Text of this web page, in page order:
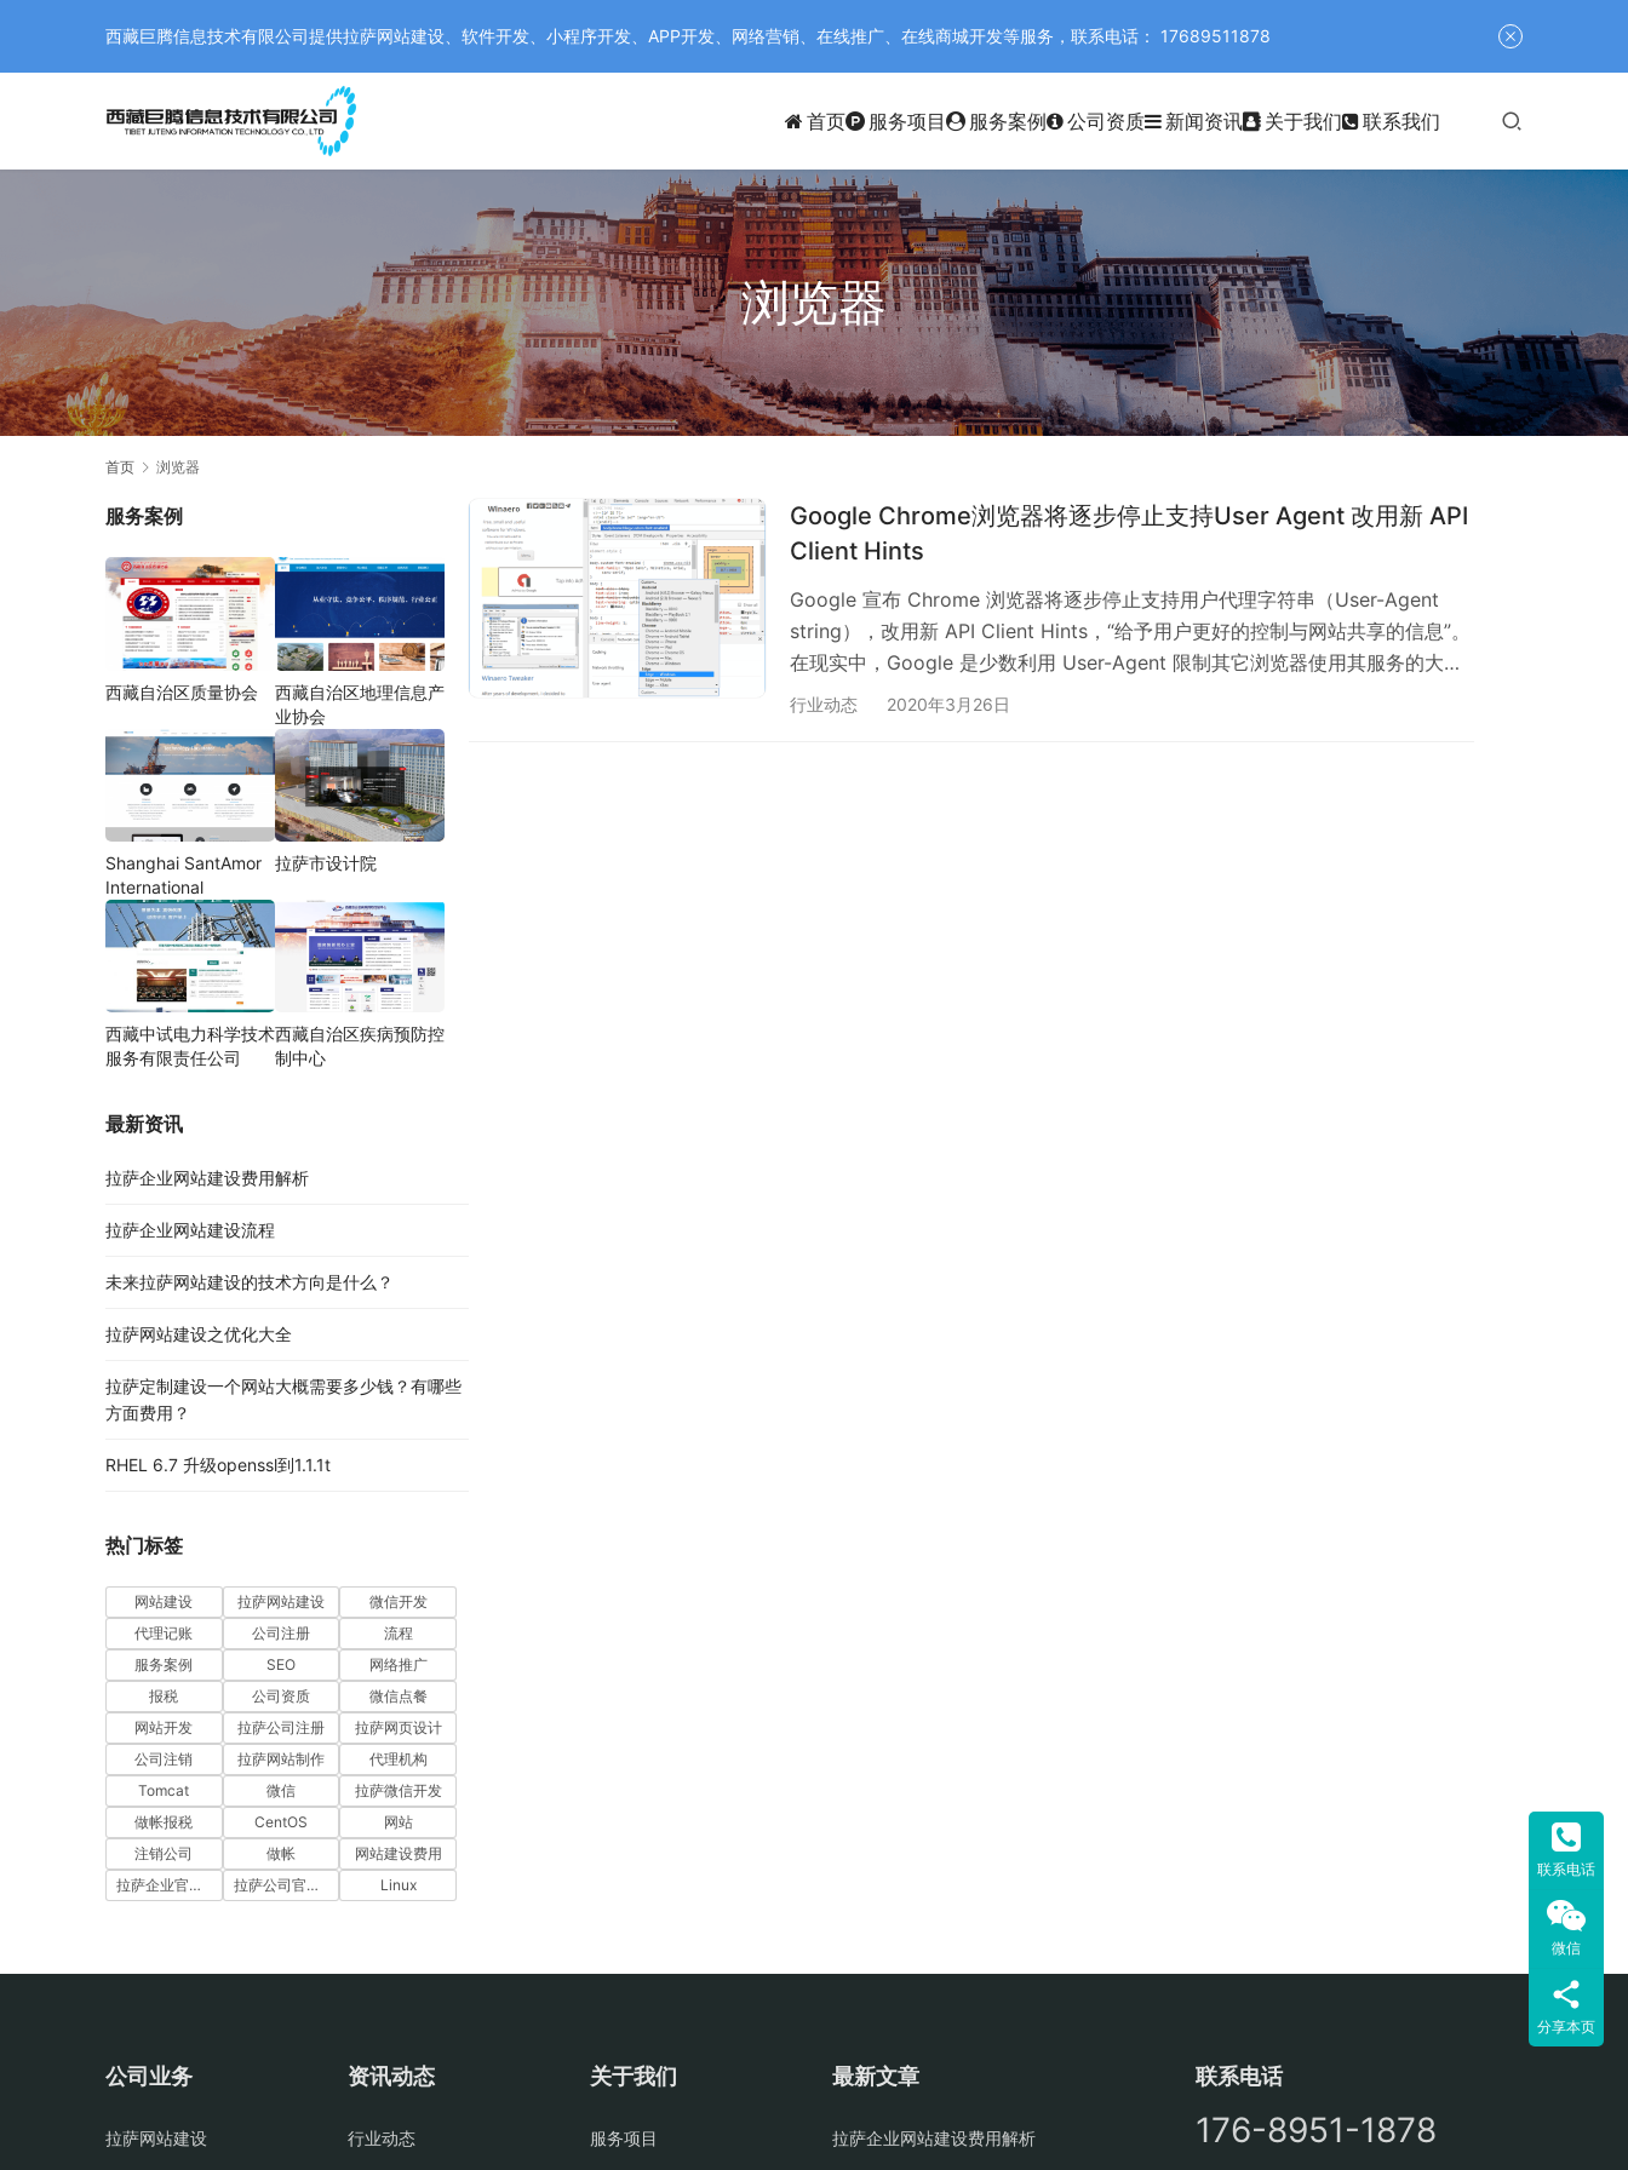
西藏巨腾信息技术有限公司提供拉萨网站建设、软件开发、小程序开发、APP开发、网络营销、在线推广、在线商城开发等服务，联系电话： 17689511878
首页 服务项目 服务案例 公司资质 新闻资讯 关于我们 联系我们
浏览器
首页 浏览器
Google Chrome浏览器将逐步停止支持User Agent 改用新 API
Client Hints
Google 宣布 Chrome 浏览器将逐步停止支持用户代理字符串（User-Agent
string），改用新 API Client Hints，“给予用户更好的控制与网站共享的信息”。
在现实中，Google 是少数利用 User-Agent 限制其它浏览器使用其服务的大型
公司，此外因 Chrome 的高占有率很多网站也是专为其优化的。 这种局面促使
行业动态 2020年3月26日
服务案例
西藏自治区质量协会
西藏自治区地理信息产
业协会
Shanghai SantAmor
International
拉萨市设计院
西藏中试电力科学技术
服务有限责任公司
西藏自治区疾病预防控
制中心
最新资讯
拉萨企业网站建设费用解析
拉萨企业网站建设流程
未来拉萨网站建设的技术方向是什么？
拉萨网站建设之优化大全
拉萨定制建设一个网站大概需要多少钱？有哪些
方面费用？
RHEL 6.7 升级openssl到1.1.1t
热门标签
网站建设 拉萨网站建设
微信开发
代理记账
公司注册
流程
服务案例
SEO
网络推广
报税
公司资质
微信点餐
网站开发
拉萨公司注册
拉萨网页设计
公司注销
拉萨网站制作
代理机构
Tomcat
微信
拉萨微信开发
做帐报税
CentOS
网站
注销公司
做帐
网站建设费用
拉萨企业官网建设
拉萨公司官网建设 Linux
公司业务
拉萨网站建设
资讯动态
行业动态
关于我们
服务项目
最新文章
拉萨企业网站建设费用解析
联系电话
176-8951-1878
联系电话
微信
分享本页